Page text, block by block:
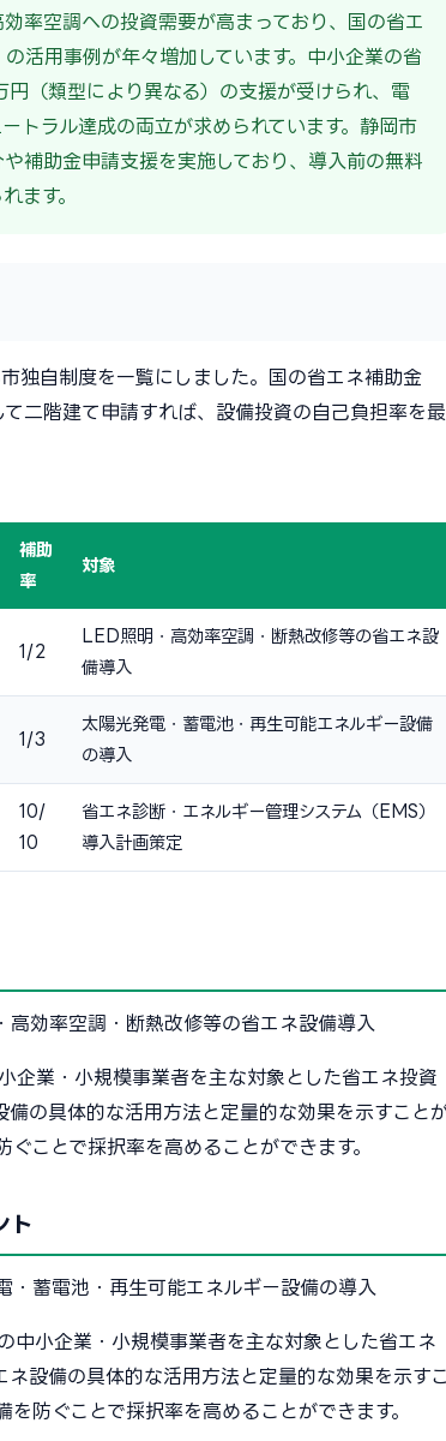
率空調への投資需要が高まっており、国の省エ
活用事例が年々増加しています。中小企業の省
（類型により異なる）の支援が受けられ、電
トラル達成の両立が求められています。静岡市
補助金申請支援を実施しており、導入前の無料
ます。
独自制度を一覧にしました。国の省エネ補助金
二階建て申請すれば、設備投資の自己負担率を最
補助
率
対象
1/2
LED照明・高効率空調・断熱改修等の省エネ設
備導入
1/3
太陽光発電・蓄電池・再生可能エネルギー設備
の導入
10/
10
省エネ診断・エネルギー管理システム（EMS）
導入計画策定
高効率空調・断熱改修等の省エネ設備導入
企業・小規模事業者を主な対象とした省エネ投資
の具体的な活用方法と定量的な効果を示すこと
ことで採択率を高めることができます。
ト
・蓄電池・再生可能エネルギー設備の導入
中小企業・小規模事業者を主な対象とした省エネ
設備の具体的な活用方法と定量的な効果を示すこ
防ぐことで採択率を高めることができます。